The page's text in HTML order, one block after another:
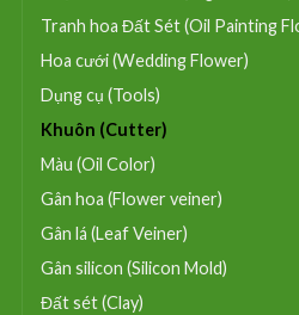
Tranh hoa Đất Sét (Oil Painting
Hoa cưới (Wedding Flower)
Dụng cụ (Tools)
Khuôn (Cutter)
Màu (Oil Color)
Gân hoa (Flower veiner)
Gân lá (Leaf Veiner)
Gân silicon (Silicon Mold)
Đất sét (Clay)